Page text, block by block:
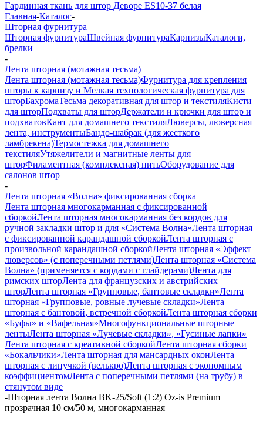
Гардинная ткань для штор Деворе ES10-37 белая
Главная-Каталог-
Шторная фурнитура
Шторная фурнитураШвейная фурнитураКарнизыКаталоги,
брелки
-
Лента шторная (мотажная тесьма)
Лента шторная (мотажная тесьма)Фурнитура для крепления
шторы к карнизу и Мелкая технологическая фурнитура для
шторБахромаТесьма декоративная для штор и текстиляКисти
для шторПодхваты для шторДержатели и крючки для штор и
подхватовКант для домашнего текстиляЛюверсы, люверсная
лента, инструментыБандо-шабрак (для жесткого
ламбрекена)Термостежка для домашнего
текстиляУтяжелители и магнитные ленты для
шторФиламентная (комплексная) нитьОборудование для
салонов штор
-
Лента шторная «Волна» фиксированная сборка
Лента шторная многокарманная с фиксированной
сборкойЛента шторная многокарманная без кордов для
ручной закладки штор и для «Система Волна»Лента шторная
с фиксированной карандашной сборкойЛента шторная с
произвольной карандашной сборкойЛента шторная «Эффект
люверсов» (с поперечными петлями)Лента шторная «Система
Волна» (применяется с кордами с глайдерами)Лента для
римских шторЛента для французских и австрийских
шторЛента шторная «Групповые, бантовые складки»Лента
шторная «Групповые, ровные лучевые складки»Лента
шторная с бантовой, встречной сборкойЛента шторная сборки
«Буфы» и «Вафельная»Многофункциональные шторные
лентыЛента шторная «Лучевые складки», «Гусиные лапки»
Лента шторная с креативной сборкойЛента шторная сборки
«Бокальчики»Лента шторная для мансардных оконЛента
шторная с липучкой (велькро)Лента шторная с экономным
коэффициентомЛента с поперечными петлями (на трубу) в
стянутом виде
-Шторная лента Волна BK-25/Soft (1:2) Oz-is Premium
прозрачная 10 см/50 м, многокарманная